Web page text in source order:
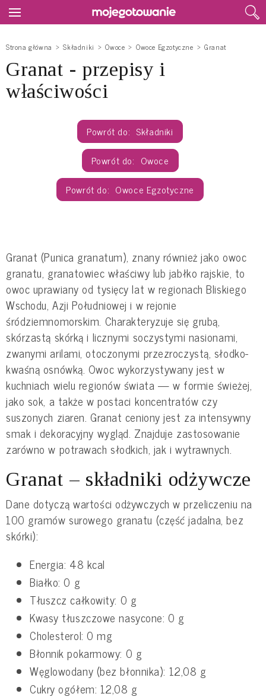
Strona główna Składniki Owoce Owoce Egzotyczne Granat
Granat - przepisy i
właściwości
Składniki
Owoce
Owoce Egzotyczne
Granat (Punica granatum), znany również jako owoc
granatu, granatowiec właściwy lub jabłko rajskie, to
owoc uprawiany od tysięcy lat w regionach Bliskiego
Wschodu, Azji Południowej i w rejonie
śródziemnomorskim. Charakteryzuje się grubą,
skórzastą skórką i licznymi soczystymi nasionami,
zwanymi arilami, otoczonymi przezroczystą, słodko-
kwaśną osnówką. Owoc wykorzystywany jest w
kuchniach wielu regionów świata — w formie świeżej,
jako sok, a także w postaci koncentratów czy
suszonych ziaren. Granat ceniony jest za intensywny
smak i dekoracyjny wygląd. Znajduje zastosowanie
zarówno w potrawach słodkich, jak i wytrawnych.
Granat – składniki odżywcze
Dane dotyczą wartości odżywczych w przeliczeniu na
100 gramów surowego granatu (część jadalna, bez
skórki):
Energia: 48 kcal
Białko: 0 g
Tłuszcz całkowity: 0 g
Kwasy tłuszczowe nasycone: 0 g
Cholesterol: 0 mg
Błonnik pokarmowy: 0 g
Węglowodany (bez błonnika): 12,08 g
Cukry ogółem: 12,08 g